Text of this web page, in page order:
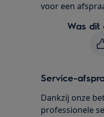
voor een
Was dit
Service-
Dankzij onze
professionele